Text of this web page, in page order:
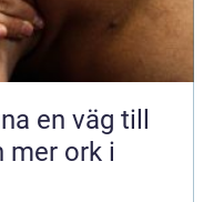
till
mer ork i